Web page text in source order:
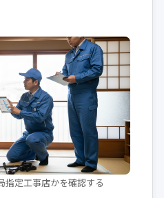
指定工事店かを確認する